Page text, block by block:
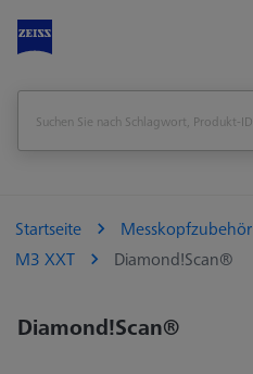
Startseite Messkopfzubehör
M3 XXT
Diamond!Scan®
Diamond!Scan®